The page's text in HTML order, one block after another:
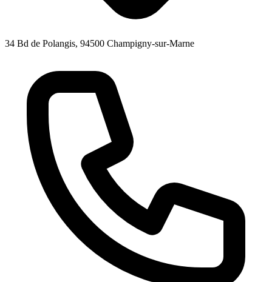
34 Bd de Polangis, 94500 Champigny-sur-Marne